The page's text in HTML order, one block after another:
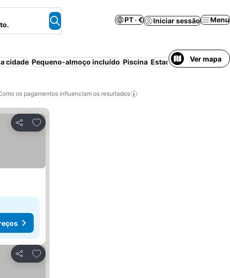
PT · € Iniciar sessão Menu
cidade Pequeno-almoço incluído Piscina Estacionamento Praia
Ver mapa
os pagamentos influenciam os resultados
Partilhar
Adicionar aos favoritos
Partilhar
Adicionar aos favoritos